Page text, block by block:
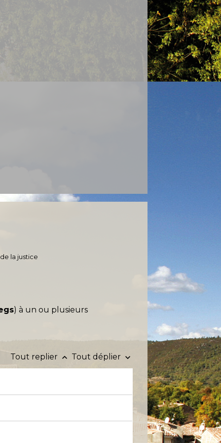
la justice
) à un ou plusieurs
Tout replier keyboard_arrow_up Tout déplier keyboard_arrow_down